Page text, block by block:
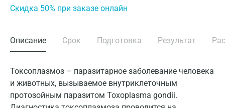
Cкидка 50% при заказе онлайн
Описание Срок Подготовка Результат
Токсоплазмоз – паразитарное заболевание человека
и животных, вызываемое внутриклеточным
протозойным паразитом Toxoplasma gondii.